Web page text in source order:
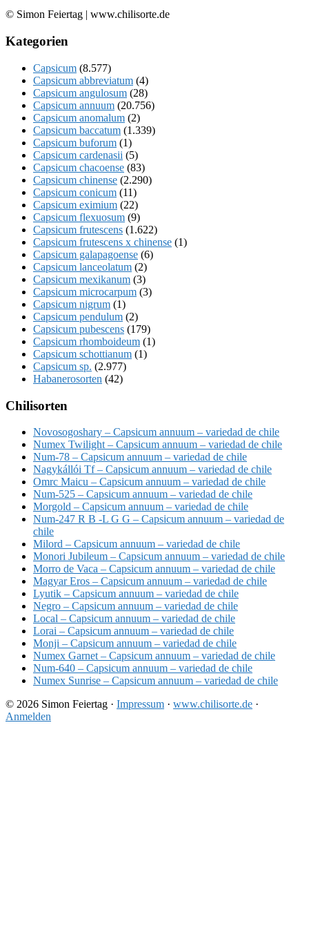
© Simon Feiertag | www.chilisorte.de
Kategorien
Capsicum (8.577)
Capsicum abbreviatum (4)
Capsicum angulosum (28)
Capsicum annuum (20.756)
Capsicum anomalum (2)
Capsicum baccatum (1.339)
Capsicum buforum (1)
Capsicum cardenasii (5)
Capsicum chacoense (83)
Capsicum chinense (2.290)
Capsicum conicum (11)
Capsicum eximium (22)
Capsicum flexuosum (9)
Capsicum frutescens (1.622)
Capsicum frutescens x chinense (1)
Capsicum galapagoense (6)
Capsicum lanceolatum (2)
Capsicum mexikanum (3)
Capsicum microcarpum (3)
Capsicum nigrum (1)
Capsicum pendulum (2)
Capsicum pubescens (179)
Capsicum rhomboideum (1)
Capsicum schottianum (1)
Capsicum sp. (2.977)
Habanerosorten (42)
Chilisorten
Novosogoshary – Capsicum annuum – variedad de chile
Numex Twilight – Capsicum annuum – variedad de chile
Num-78 – Capsicum annuum – variedad de chile
Nagykállói Tf – Capsicum annuum – variedad de chile
Omrc Maicu – Capsicum annuum – variedad de chile
Num-525 – Capsicum annuum – variedad de chile
Morgold – Capsicum annuum – variedad de chile
Num-247 R B -L G G – Capsicum annuum – variedad de
chile
Milord – Capsicum annuum – variedad de chile
Monori Jubileum – Capsicum annuum – variedad de chile
Morro de Vaca – Capsicum annuum – variedad de chile
Magyar Eros – Capsicum annuum – variedad de chile
Lyutik – Capsicum annuum – variedad de chile
Negro – Capsicum annuum – variedad de chile
Local – Capsicum annuum – variedad de chile
Lorai – Capsicum annuum – variedad de chile
Monji – Capsicum annuum – variedad de chile
Numex Garnet – Capsicum annuum – variedad de chile
Num-640 – Capsicum annuum – variedad de chile
Numex Sunrise – Capsicum annuum – variedad de chile
© 2026 Simon Feiertag · Impressum · www.chilisorte.de ·
Anmelden